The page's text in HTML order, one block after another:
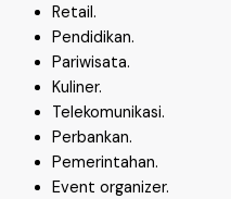
Retail.
Pendidikan.
Pariwisata.
Kuliner.
Telekomunikasi.
Perbankan.
Pemerintahan.
Event organizer.